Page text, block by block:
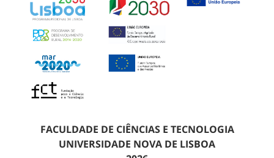
FACULDADE DE CIÊNCIAS E TECNOLOGIA
UNIVERSIDADE NOVA DE LISBOA